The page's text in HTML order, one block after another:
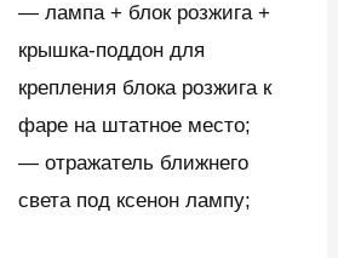
— лампа + блок розжига +
крышка-поддон для
крепления блока розжига к
фаре на штатное место;
— отражатель ближнего
света под ксенон лампу;